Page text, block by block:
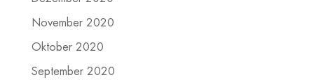
November 2020
Oktober 2020
September 2020